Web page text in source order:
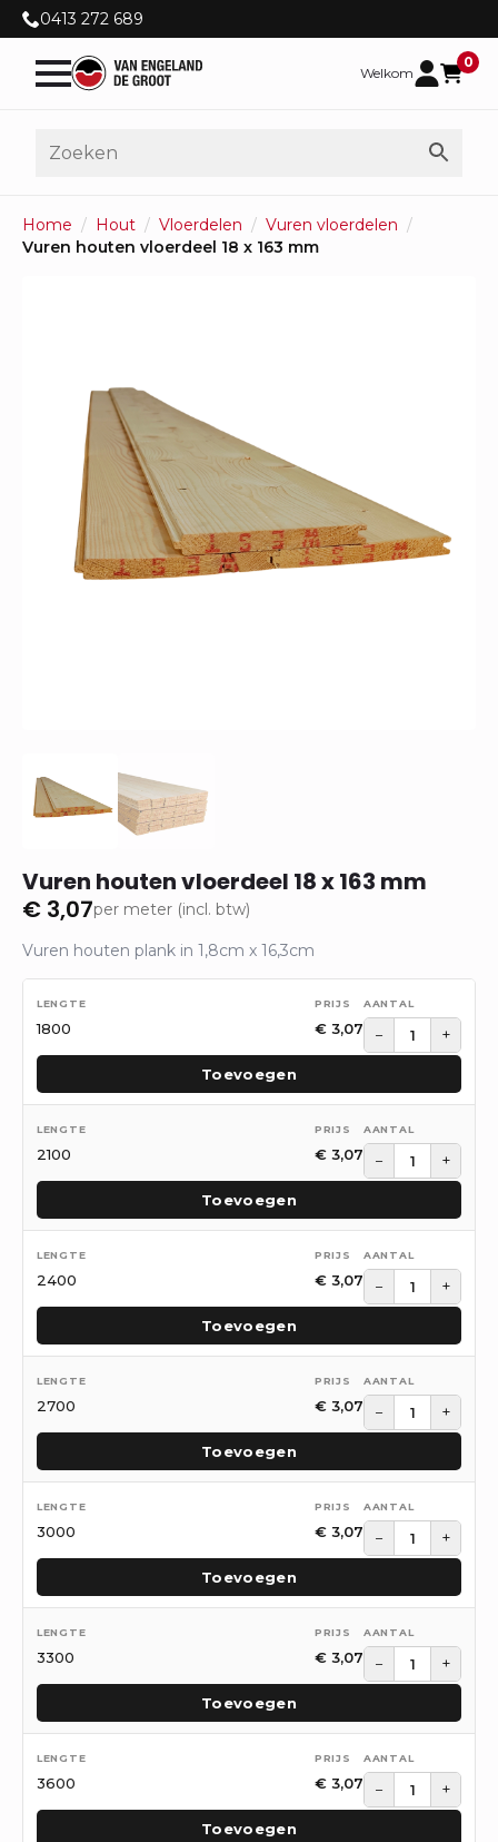
0413 272 689
Welkom
0
Home Hout Vloerdelen
Vuren vloerdelen
Vuren houten vloerdeel 18 x 163 mm
Vuren houten vloerdeel 18 x 163 mm
€ 3,07per meter (incl. btw)
Vuren houten plank in 1,8cm x 16,3cm
1800 € 3,07 − +
Toevoegen
2100 € 3,07 − +
Toevoegen
2400 € 3,07 − +
Toevoegen
2700 € 3,07 − +
Toevoegen
3000 € 3,07 − +
Toevoegen
3300 € 3,07 − +
Toevoegen
3600 € 3,07 − +
Toevoegen